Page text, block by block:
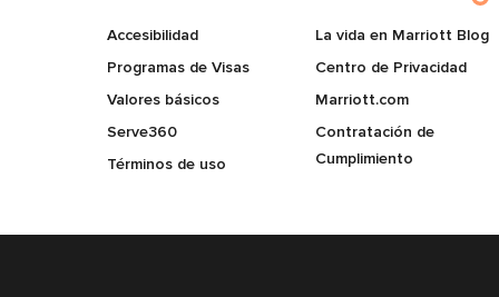
Accesibilidad
Programas de Visas
Valores básicos
Serve360
Términos de uso
La vida en Marriott Blog
Centro de Privacidad
Marriott.com
Contratación de
Cumplimiento